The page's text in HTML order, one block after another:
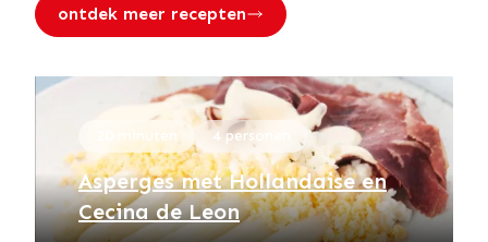
ontdek meer recepten
20 minuten 4 personen
Asperges met Hollandaise en
Cecina de Leon